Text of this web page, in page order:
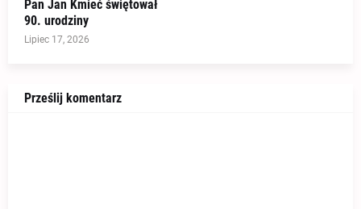
Pan Jan Kmieć świętował
90. urodziny
Lipiec 17, 2026
Prześlij komentarz